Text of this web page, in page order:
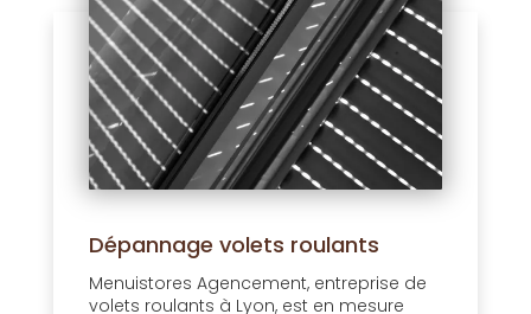
Dépannage volets roulants
Menuistores Agencement, entreprise de
volets roulants à Lyon, est en mesure